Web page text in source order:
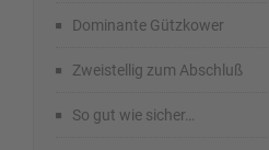
Dominante Gützkower
Zweistellig zum Abschluß
So gut wie sicher…